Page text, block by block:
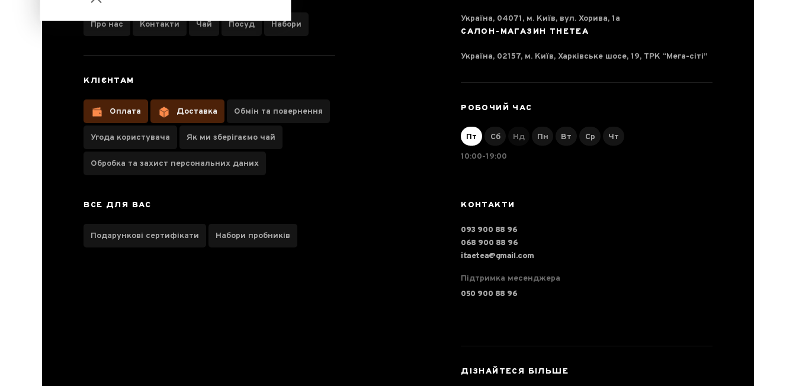
півонії
Паспорт товару
Про нас Контакти Чай Посуд Набори
КЛІЄНТАМ
Оплата Доставка Обмін та повернення
Угода користувача Як ми зберігаємо чай
Обробка та захист персональних даних
Україна, 04071, м. Київ, вул. Хорива, 1а
САЛОН-МАГАЗИН THETEA
Україна, 02157, м. Київ, Харківське шосе, 19, ТРК “Мега-сіті”
РОБОЧИЙ ЧАС
Пт Сб Нд Пн Вт Ср
Чт
10:00-19:00
ВСЕ ДЛЯ ВАС
Подарункові сертифікати Набори пробників
КОНТАКТИ
093 900 88 96
068 900 88 96
itaetea@gmail.com
Підтримка месенджера
050 900 88 96
ДІЗНАЙТЕСЯ БІЛЬШЕ